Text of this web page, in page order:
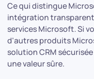
Ce qui distingue
intégration
services Microsoft. Si
d'autres produits
solution CRM
une valeur sûre.